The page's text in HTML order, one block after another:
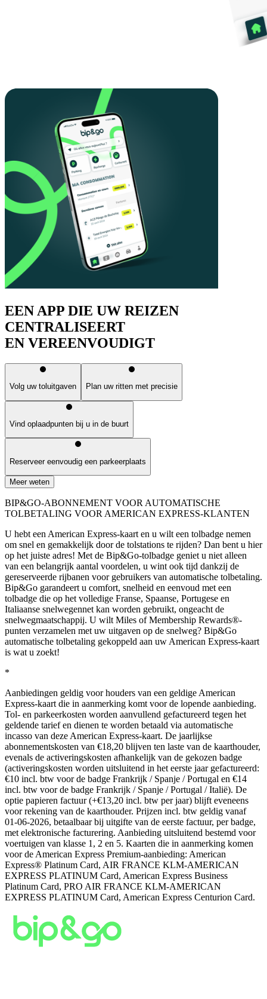
EEN APP DIE UW REIZEN
CENTRALISEERT
EN VEREENVOUDIGT
Volg uw toluitgaven Plan uw ritten met precisie
Vind oplaadpunten bij u in de buurt
Reserveer eenvoudig een parkeerplaats
Meer weten
BIP&GO-ABONNEMENT VOOR AUTOMATISCHE
TOLBETALING VOOR AMERICAN EXPRESS-KLANTEN
U hebt een American Express-kaart en u wilt een tolbadge nemen
om snel en gemakkelijk door de tolstations te rijden? Dan bent u hier
op het juiste adres! Met de Bip&Go-tolbadge geniet u niet alleen
van een belangrijk aantal voordelen, u wint ook tijd dankzij de
gereserveerde rijbanen voor gebruikers van automatische tolbetaling.
Bip&Go garandeert u comfort, snelheid en eenvoud met een
tolbadge die op het volledige Franse, Spaanse, Portugese en
Italiaanse snelwegennet kan worden gebruikt, ongeacht de
snelwegmaatschappij. U wilt Miles of Membership Rewards®-
punten verzamelen met uw uitgaven op de snelweg? Bip&Go
automatische tolbetaling gekoppeld aan uw American Express-kaart
is wat u zoekt!
*
Aanbiedingen geldig voor houders van een geldige American
Express‑kaart die in aanmerking komt voor de lopende aanbieding.
Tol‑ en parkeerkosten worden aanvullend gefactureerd tegen het
geldende tarief en dienen te worden betaald via automatische
incasso van deze American Express‑kaart. De jaarlijkse
abonnementskosten van €18,20 blijven ten laste van de kaarthouder,
evenals de activeringskosten afhankelijk van de gekozen badge
(activeringskosten worden uitsluitend in het eerste jaar gefactureerd:
€10 incl. btw voor de badge Frankrijk / Spanje / Portugal en €14
incl. btw voor de badge Frankrijk / Spanje / Portugal / Italië). De
optie papieren factuur (+€13,20 incl. btw per jaar) blijft eveneens
voor rekening van de kaarthouder. Prijzen incl. btw geldig vanaf
01‑06‑2026, betaalbaar bij uitgifte van de eerste factuur, per badge,
met elektronische facturering. Aanbieding uitsluitend bestemd voor
voertuigen van klasse 1, 2 en 5. Kaarten die in aanmerking komen
voor de American Express Premium‑aanbieding: American
Express® Platinum Card, AIR FRANCE KLM‑AMERICAN
EXPRESS PLATINUM Card, American Express Business
Platinum Card, PRO AIR FRANCE KLM‑AMERICAN
EXPRESS PLATINUM Card, American Express Centurion Card.